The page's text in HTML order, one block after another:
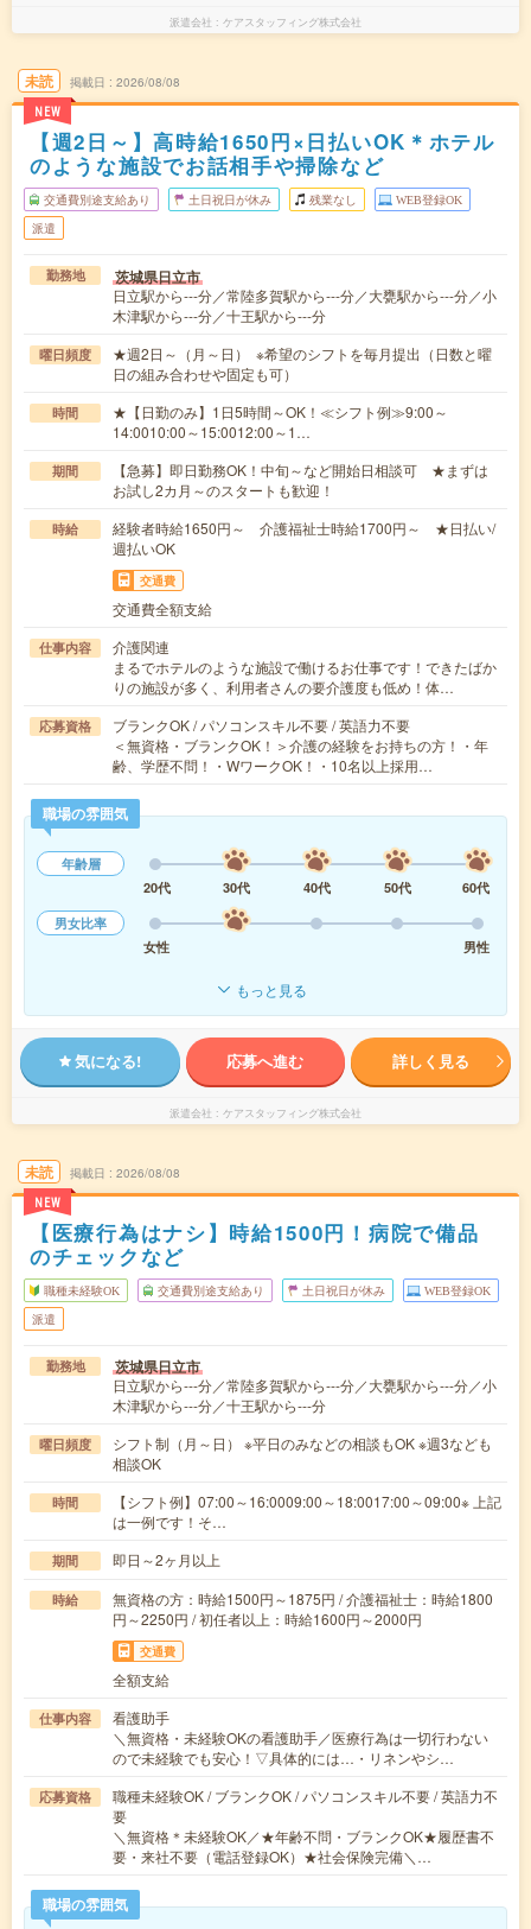
派遣会社 ケアスタッフィング株式会社
未読
NEW
掲載日 2026/08/08
【週2日～】高時給1650円×日払いOK＊ホテル
のような施設でお話相手や掃除など
交通費別途支給あり 土日祝日が休み 残業なし WEB登録OK
派遣
勤務地 茨城県日立市
日立駅から---分／常陸多賀駅から---分／大甕駅から---分／小
木津駅から---分／十王駅から---分
曜日頻度
★週2日～（月～日） ※希望のシフトを毎月提出（日数と曜
日の組み合わせや固定も可）
時間
★【日勤のみ】1日5時間～OK！≪シフト例≫9:00～
14:0010:00～15:0012:00～1…
期間
【急募】即日勤務OK！中旬～など開始日相談可 ★まずは
お試し2カ月～のスタートも歓迎！
時給
経験者時給1650円～ 介護福祉士時給1700円～ ★日払い/
週払いOK
交通費
交通費全額支給
仕事内容
介護関連
まるでホテルのような施設で働けるお仕事です！できたばか
りの施設が多く、利用者さんの要介護度も低め！体…
応募資格
ブランクOK / パソコンスキル不要 / 英語力不要
＜無資格・ブランクOK！＞介護の経験をお持ちの方！・年
齢、学歴不問！・WワークOK！・10名以上採用…
職場の雰囲気
年齢層
20代
30代 40代 50代
60代
男女比率
女性
男性
もっと見る
気になる! 応募へ進む 詳しく見る
派遣会社 ケアスタッフィング株式会社
未読
NEW
掲載日 2026/08/08
【医療行為はナシ】時給1500円！病院で備品
のチェックなど
職種未経験OK 交通費別途支給あり 土日祝日が休み WEB登録OK
派遣
勤務地 茨城県日立市
日立駅から---分／常陸多賀駅から---分／大甕駅から---分／小
木津駅から---分／十王駅から---分
曜日頻度
シフト制（月～日） ※平日のみなどの相談もOK ※週3なども
相談OK
時間
【シフト例】07:00～16:0009:00～18:0017:00～09:00※ 上記
は一例です！そ…
期間 即日～2ヶ月以上
時給
無資格の方：時給1500円～1875円 / 介護福祉士：時給1800
円～2250円 / 初任者以上：時給1600円～2000円
交通費
全額支給
仕事内容
看護助手
＼無資格・未経験OKの看護助手／医療行為は一切行わない
ので未経験でも安心！▽具体的には…・リネンやシ…
応募資格
職種未経験OK / ブランクOK / パソコンスキル不要 / 英語力不
要
＼無資格＊未経験OK／★年齢不問・ブランクOK★履歴書不
要・来社不要（電話登録OK）★社会保険完備＼…
職場の雰囲気